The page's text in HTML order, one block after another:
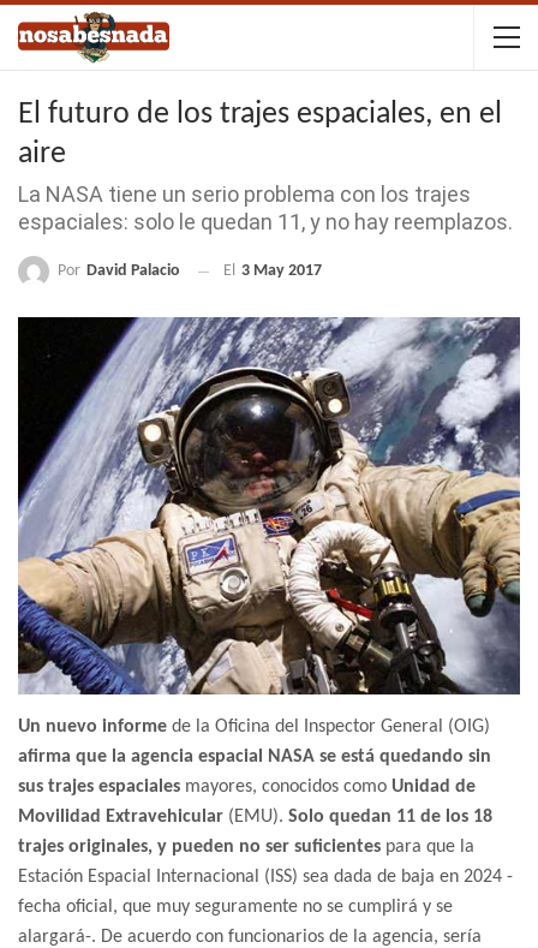
El futuro de los trajes espaciales, en el
aire
La NASA tiene un serio problema con los trajes
espaciales: solo le quedan 11, y no hay reemplazos.
Por David Palacio El 3 May 2017
Un nuevo informe de la Oficina del Inspector General (OIG)
afirma que la agencia espacial NASA se está quedando sin
sus trajes espaciales mayores, conocidos como Unidad de
Movilidad Extravehicular (EMU). Solo quedan 11 de los 18
trajes originales, y pueden no ser suficientes para que la
Estación Espacial Internacional (ISS) sea dada de baja en 2024 -
fecha oficial, que muy seguramente no se cumplirá y se
alargará-. De acuerdo con funcionarios de la agencia, sería